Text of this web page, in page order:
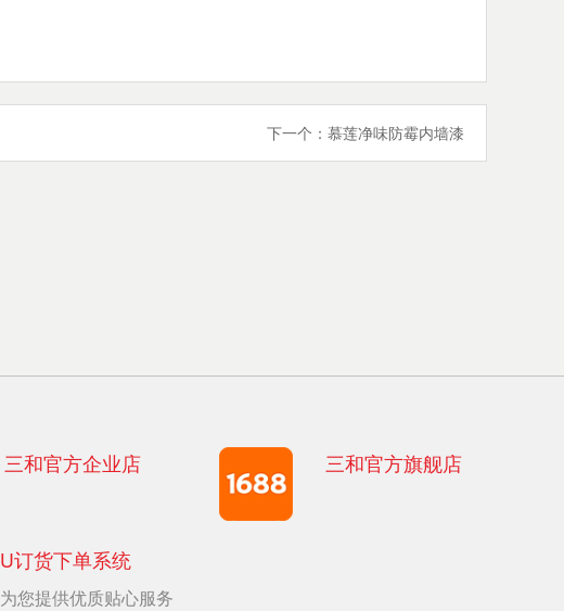
下一个： 慕莲净味防霉内墙漆
三和官方旗舰店
三和官方企业店
U订货下单系统
为您提供优质贴心服务